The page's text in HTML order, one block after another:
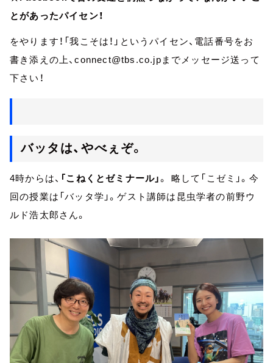
とがあったパイセン！
をやります！「我こそは！」というパイセン、電話番号をお
書き添えの上、connect@tbs.co.jpまでメッセージ送って
下さい！
バッタは、やべぇぞ。
4時からは、 「こねくとゼミナール」。 略して「こゼミ」。今
回の授業は「バッタ学」。ゲスト講師は昆虫学者の前野ウ
ルド浩太郎さん。